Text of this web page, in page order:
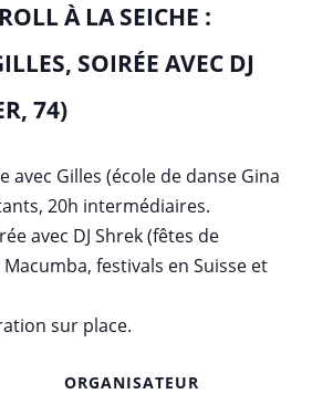
À LA SEICHE :
SOIRÉE AVEC DJ
74)
avec Gilles (école de danse Gina
20h intermédiaires.
avec DJ Shrek (fêtes de
Macumba, festivals en Suisse et
sur place.
ORGANISATEUR